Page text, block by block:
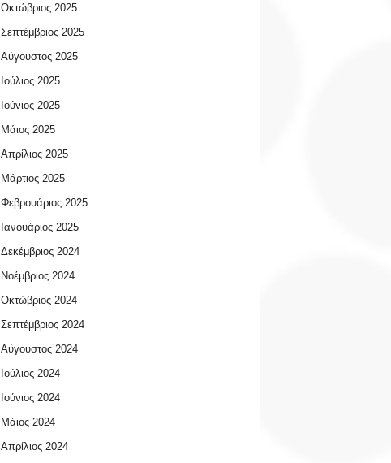
Οκτώβριος 2025
Σεπτέμβριος 2025
Αύγουστος 2025
Ιούλιος 2025
Ιούνιος 2025
Μάιος 2025
Απρίλιος 2025
Μάρτιος 2025
Φεβρουάριος 2025
Ιανουάριος 2025
Δεκέμβριος 2024
Νοέμβριος 2024
Οκτώβριος 2024
Σεπτέμβριος 2024
Αύγουστος 2024
Ιούλιος 2024
Ιούνιος 2024
Μάιος 2024
Απρίλιος 2024